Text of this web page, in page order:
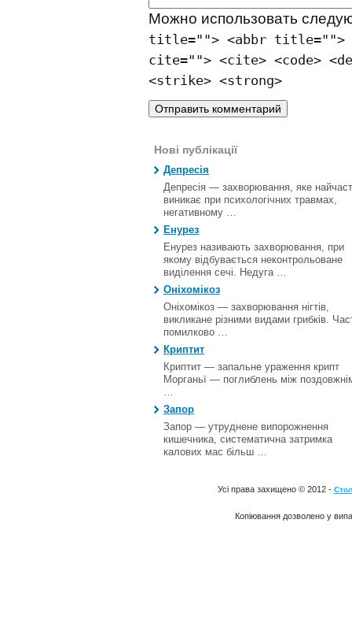
Можно использовать
title=""> <abbr title="">
cite=""> <cite> <code>
<strike> <strong>
Нові публікації
Депресія
Депресія — захворювання, яке
виникає при психологічних травмах,
негативному …
Енурез
Енурез називають захворювання, при
якому відбувається неконтрольоване
виділення сечі. Недуга …
Оніхомікоз
Оніхомікоз — захворювання нігтів,
викликане різними видами грибків.
помилково …
Криптит
Криптит — запальне ураження крипт
Морганьї — поглиблень між
…
Запор
Запор — утруднене випорожнення
кишечника, систематична затримка
калових мас більш …
Усі права захищено © 2012 -
Копіювання дозволено у